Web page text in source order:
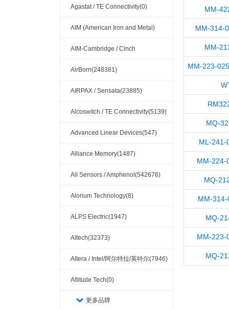
Agastat / TE Connectivity(0)
AIM (American Iron and Metal)
(209)
AIM-Cambridge / Cinch
Connectivity Solutions(909)
AirBorn(248381)
AIRPAX / Sensata(23885)
Alcoswitch / TE Connectivity(5139)
Advanced Linear Devices(547)
Alliance Memory(1487)
All Sensors / Amphenol(542676)
Alorium Technology(8)
ALPS Electric(1947)
Altech(32373)
Altera / Intel/阿尔特拉/英特尔(7946)
Altitude Tech(0)
更多品牌
MM-
MM-314-
MM-
MM-223-
MQ-
ML-241-
MM-224-
MQ-
MM-
MQ-
MM-223-
MQ-